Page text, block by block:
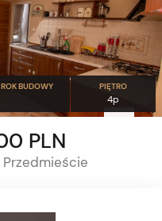
ROK BUDOWY PIĘTRO
4p
PLN
Przedmieście